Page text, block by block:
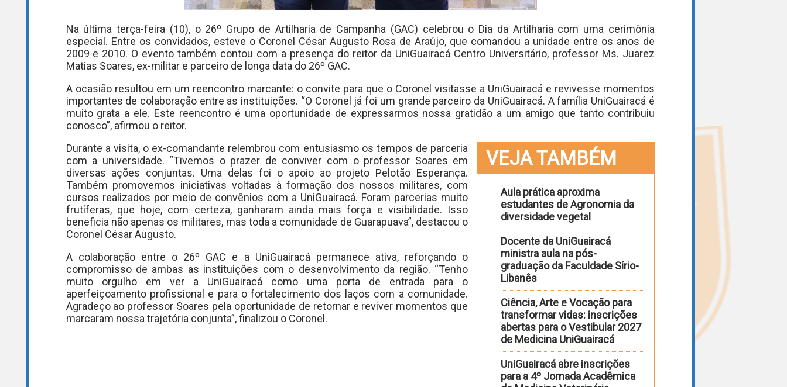
Na última terça-feira (10), o 26º Grupo de Artilharia de Campanha (GAC) celebrou o Dia da Artilharia com uma cerimônia
especial. Entre os convidados, esteve o Coronel César Augusto Rosa de Araújo, que comandou a unidade entre os anos de
2009 e 2010. O evento também contou com a presença do reitor da UniGuairacá Centro Universitário, professor Ms. Juarez
Matias Soares, ex-militar e parceiro de longa data do 26º GAC.
A ocasião resultou em um reencontro marcante: o convite para que o Coronel visitasse a UniGuairacá e revivesse momentos
importantes de colaboração entre as instituições. “O Coronel já foi um grande parceiro da UniGuairacá. A família UniGuairacá é
muito grata a ele. Este reencontro é uma oportunidade de expressarmos nossa gratidão a um amigo que tanto contribuiu
conosco”, afirmou o reitor.
VEJA TAMBÉM
Aula prática aproxima
estudantes de Agronomia da
diversidade vegetal
Docente da UniGuairacá
ministra aula na pós-
graduação da Faculdade Sírio-
Libanês
Ciência, Arte e Vocação para
transformar vidas: inscrições
abertas para o Vestibular 2027
de Medicina UniGuairacá
UniGuairacá abre inscrições
para a 4º Jornada Acadêmica
Durante a visita, o ex-comandante relembrou com entusiasmo os tempos de parceria
com a universidade. “Tivemos o prazer de conviver com o professor Soares em
diversas ações conjuntas. Uma delas foi o apoio ao projeto Pelotão Esperança.
Também promovemos iniciativas voltadas à formação dos nossos militares, com
cursos realizados por meio de convênios com a UniGuairacá. Foram parcerias muito
frutíferas, que hoje, com certeza, ganharam ainda mais força e visibilidade. Isso
beneficia não apenas os militares, mas toda a comunidade de Guarapuava”, destacou o
Coronel César Augusto.
A colaboração entre o 26º GAC e a UniGuairacá permanece ativa, reforçando o
compromisso de ambas as instituições com o desenvolvimento da região. “Tenho
muito orgulho em ver a UniGuairacá como uma porta de entrada para o
aperfeiçoamento profissional e para o fortalecimento dos laços com a comunidade.
Agradeço ao professor Soares pela oportunidade de retornar e reviver momentos que
marcaram nossa trajetória conjunta”, finalizou o Coronel.